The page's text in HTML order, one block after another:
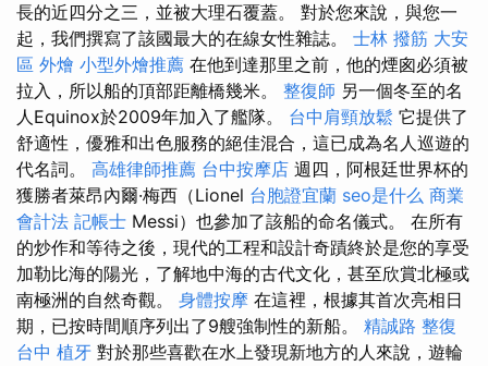
長的近四分之三，並被大理石覆蓋。 對於您來說，與您一
起，我們撰寫了該國最大的在線女性雜誌。 士林 撥筋 大安
區 外燴 小型外燴推薦 在他到達那里之前，他的煙囪必須被
拉入，所以船的頂部距離橋幾米。 整復師 另一個冬至的名
人Equinox於2009年加入了艦隊。 台中肩頸放鬆 它提供了
舒適性，優雅和出色服務的絕佳混合，這已成為名人巡遊的
代名詞。 高雄律師推薦 台中按摩店 週四，阿根廷世界杯的
獲勝者萊昂內爾·梅西（Lionel 台胞證宜蘭 seo是什么 商業
會計法 記帳士 Messi）也參加了該船的命名儀式。 在所有
的炒作和等待之後，現代的工程和設計奇蹟終於是您的享受
加勒比海的陽光，了解地中海的古代文化，甚至欣賞北極或
南極洲的自然奇觀。 身體按摩 在這裡，根據其首次亮相日
期，已按時間順序列出了9艘強制性的新船。 精誠路 整復
台中 植牙 對於那些喜歡在水上發現新地方的人來說，遊輪